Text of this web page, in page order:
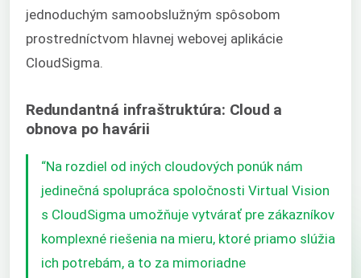
jednoduchým samoobslužným spôsobom
prostredníctvom hlavnej webovej aplikácie
CloudSigma.
Redundantná infraštruktúra: Cloud a
obnova po havárii
“Na rozdiel od iných cloudových ponúk nám
jedinečná spolupráca spoločnosti Virtual Vision
s CloudSigma umožňuje vytvárať pre zákazníkov
komplexné riešenia na mieru, ktoré priamo slúžia
ich potrebám, a to za mimoriadne